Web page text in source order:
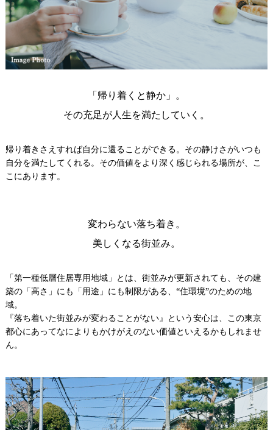
「帰り着くと静か」。
その充足が人生を満たしていく。
帰り着きさえすれば自分に還ることができる。その静けさがいつも
自分を満たしてくれる。その価値をより深く感じられる場所が、こ
こにあります。
変わらない落ち着き。
美しくなる街並み。
「第一種低層住居専用地域」とは、街並みが更新されても、その建
築の「高さ」にも「用途」にも制限がある、“住環境”のための地
域。
『落ち着いた街並みが変わることがない』という安心は、この東京
都心にあってなによりもかけがえのない価値といえるかもしれませ
ん。